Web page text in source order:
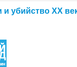
и убийство XX